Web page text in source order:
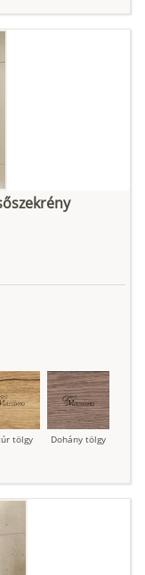
tölgy Dohány tölgy
fehér